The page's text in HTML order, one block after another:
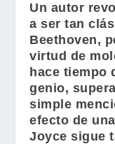
Un autor
a ser tan
Beethoven,
virtud de
hace tiempo
genio,
simple
efecto de
Joyce sigue